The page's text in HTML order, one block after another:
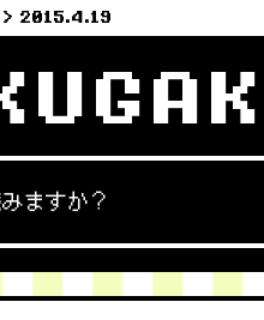
2015.4.19
ますか？